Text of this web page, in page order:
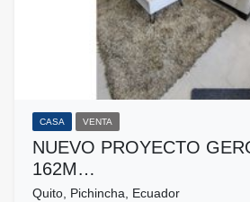
CASA VENTA
NUEVO PROYECTO
162M…
Quito, Pichincha, Ecuador